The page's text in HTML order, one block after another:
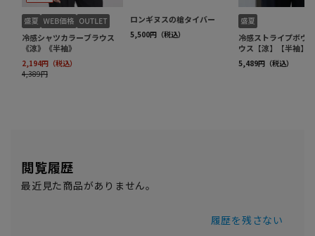
閲覧履歴
最近見た商品がありません。
履歴を残さない